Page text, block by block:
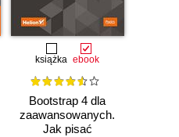
książka ebook
Bootstrap 4 dla
zaawansowanych.
Jak pisać